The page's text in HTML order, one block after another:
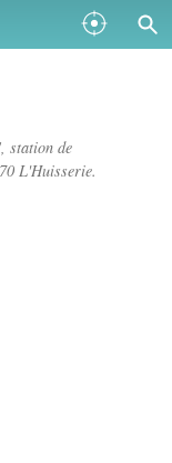
station de
L'Huisserie.